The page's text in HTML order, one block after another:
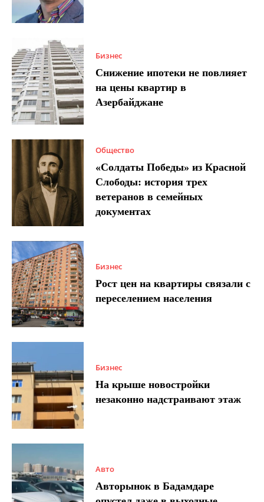
Бизнес
Снижение ипотеки не повлияет
на цены квартир в
Азербайджане
Общество
«Солдаты Победы» из Красной
Слободы: история трех
ветеранов в семейных
документах
Бизнес
Рост цен на квартиры связали с
переселением населения
Бизнес
На крыше новостройки
незаконно надстраивают этаж
Авто
Авторынок в Бадамдаре